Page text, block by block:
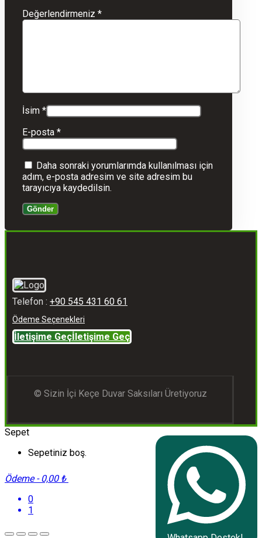
Değerlendirmeniz *
İsim *
E-posta *
Daha sonraki yorumlarımda kullanılması için
adım, e-posta adresim ve site adresim bu
tarayıcıya kaydedilsin.
Telefon : +90 545 431 60 61
Ödeme Seçenekleri
İletişime Geçİletişime Geç
© Sizin İçi Keçe Duvar Saksıları Üretiyoruz
Sepet
Sepetiniz boş.
Ödeme - 0,00 ₺
0
1